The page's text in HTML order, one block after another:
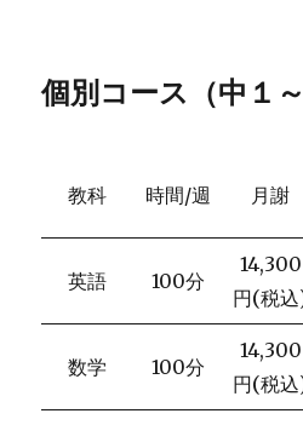
個別コース （中１
教科 時間/週 月謝
英語 100分
14,300
円(税
数学
100分
14,300
円(税